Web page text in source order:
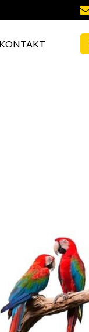
KONTAKT